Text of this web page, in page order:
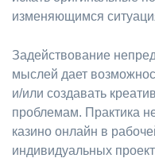
изменяющимся
Задействование
мыслей дает
и/или создавать
проблемам. Практика
казино онлайн в
индивидуальных